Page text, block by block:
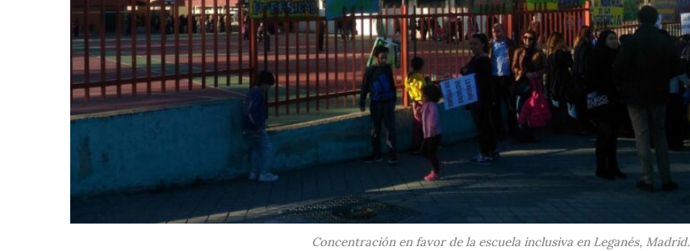
Concentración en favor de la escuela inclusiva en Leganés, Madrid.